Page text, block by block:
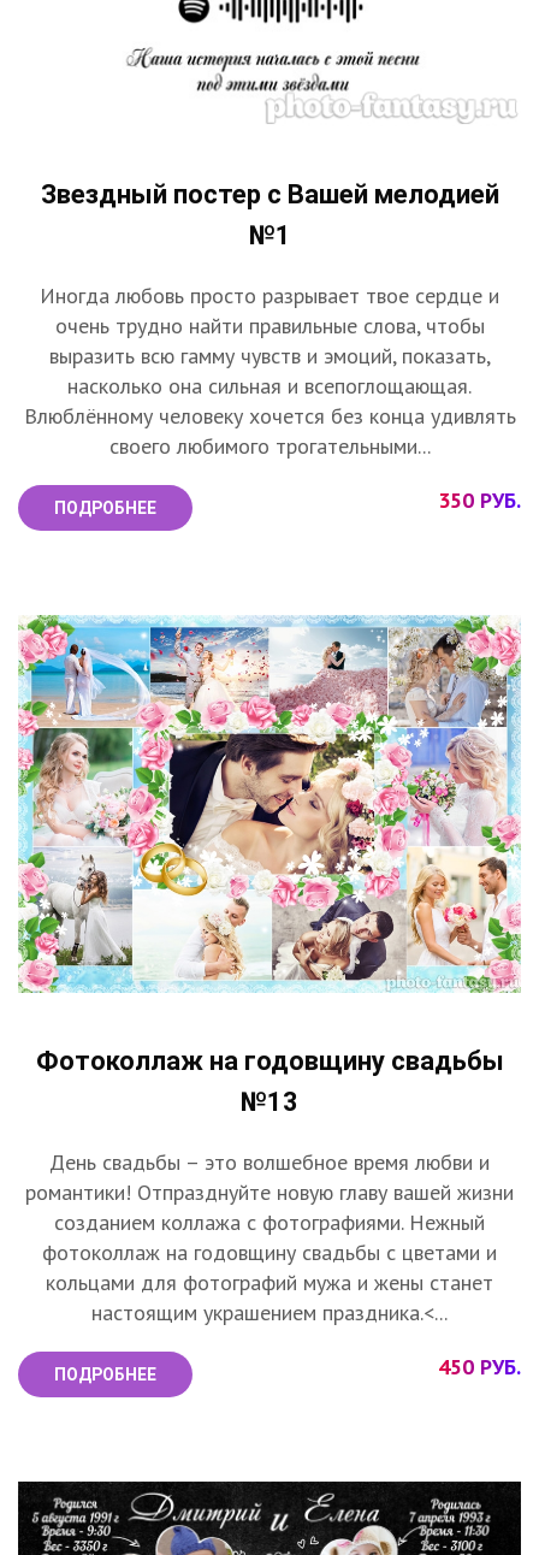
Звездный постер с Вашей мелодией
№1
Иногда любовь просто разрывает твое сердце и
очень трудно найти правильные слова, чтобы
выразить всю гамму чувств и эмоций, показать,
насколько она сильная и всепоглощающая.
Влюблённому человеку хочется без конца удивлять
своего любимого трогательными...
ПОДРОБНЕЕ 350 РУБ.
Фотоколлаж на годовщину свадьбы
№13
День свадьбы – это волшебное время любви и
романтики! Отпразднуйте новую главу вашей жизни
созданием коллажа с фотографиями. Нежный
фотоколлаж на годовщину свадьбы с цветами и
кольцами для фотографий мужа и жены станет
настоящим украшением праздника.<...
ПОДРОБНЕЕ 450 РУБ.